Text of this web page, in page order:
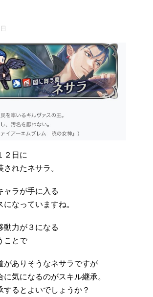
２日に
れたネサラ。
ャラが手に入る
なっていますね。
動力が３になる
ことで
がありそうなネサラですが
気になるのがスキル継承。
するとよいでしょうか？